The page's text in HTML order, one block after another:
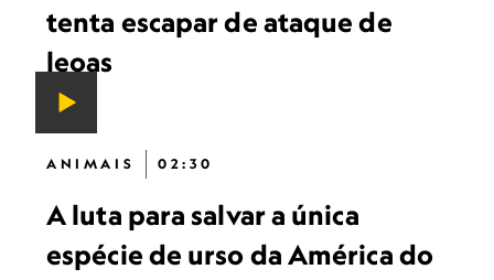
tenta escapar de ataque de
leoas
ANIMAIS 02:30
A luta para salvar a única
espécie de urso da América do